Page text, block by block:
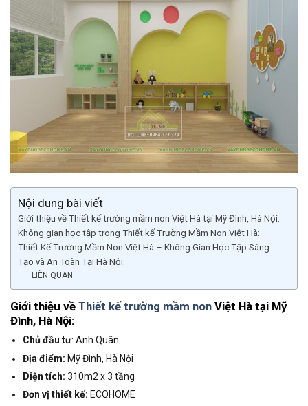
Nội dung bài viết
Giới thiệu về Thiết kế trường mầm non Việt Hà tại Mỹ Đình, Hà Nội:
Không gian học tập trong Thiết kế Trường Mầm Non Việt Hà:
Thiết Kế Trường Mầm Non Việt Hà – Không Gian Học Tập Sáng
Tạo và An Toàn Tại Hà Nội:
LIÊN QUAN
Giới thiệu về Thiết kế trường mầm non Việt Hà tại Mỹ
Đình, Hà Nội:
Chủ đầu tư: Anh Quân
Địa điểm: Mỹ Đình, Hà Nội
Diện tích: 310m2 x 3 tầng
Đơn vị thiết kế: ECOHOME